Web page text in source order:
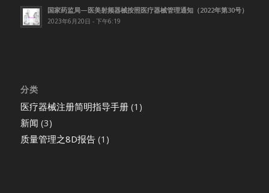
国家药监局—医美射频器械按照医疗器械管理通知（2022年第30号）
2023年6月20日 - 下午6:19
分类
医疗器械注册简明指导手册(1)
新闻 (3)
质量管理之8D报告(1)